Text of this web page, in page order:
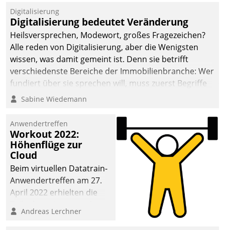
Digitalisierung
Digitalisierung bedeutet Veränderung
Heilsversprechen, Modewort, großes Fragezeichen?
Alle reden von Digitalisierung, aber die Wenigsten
wissen, was damit gemeint ist. Denn sie betrifft
verschiedenste Bereiche der Immobilienbranche: Wer
fundiert über sie sprechen will, muss zuerst Begriffe
klären. Ein Aspekt ist die betriebliche Optimierung:
Einsparungen durch optimierte und automatisierte
Prozesse. Doch man darf nicht zu viel erwarten: Allein
mit der Einführung einer neuen Software ist es nicht
getan. Die Digitalisierung erfordert von Unternehmen
die Bereitschaft, sich zu überprüfen, zu hinterfragen
und zu verändern.
Sabine Wiedemann
Anwendertreffen
Workout 2022:
Höhenflüge zur
Cloud
Beim virtuellen Datatrain-
Anwendertreffen am 27.
April 2022 erhielten die
Teilnehmer kurzweilige
Andreas Lerchner